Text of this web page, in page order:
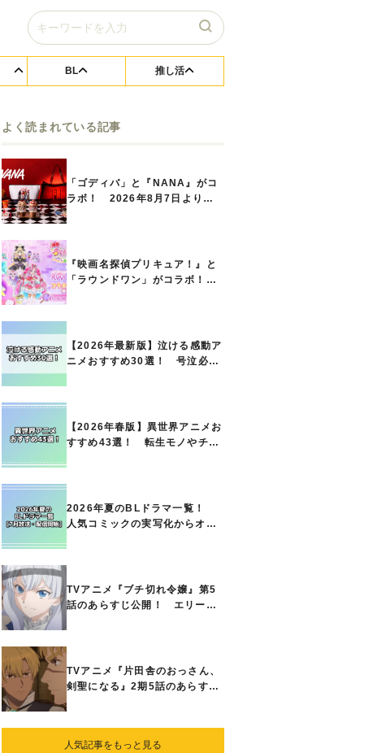
BL 推し活
よく読まれている記事
「ゴディバ」と『NANA』がコ
ラボ！ 2026年8月7日よりシ
『映画名探偵プリキュア！』と
「ラウンドワン」がコラボ！
【2026年最新版】泣ける感動ア
ニメおすすめ30選！ 号泣必須
【2026年春版】異世界アニメお
すすめ43選！ 転生モノやチー
2026年夏のBLドラマ一覧！
人気コミックの実写化からオリ
TVアニメ『ブチ切れ令嬢』第5
話のあらすじ公開！ エリーの
TVアニメ『片田舎のおっさん、
剣聖になる』2期5話のあらすじ
人気記事をもっと見る